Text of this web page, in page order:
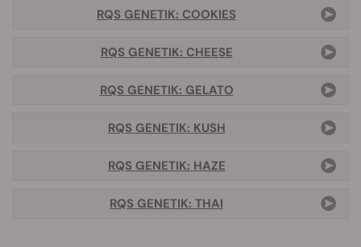
RQS GENETIK: COOKIES
RQS GENETIK: CHEESE
RQS GENETIK: GELATO
RQS GENETIK: KUSH
RQS GENETIK: HAZE
RQS GENETIK: THAI